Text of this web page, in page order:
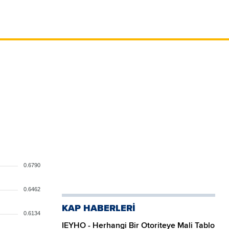
0.6790
0.6462
0.6134 KAP HABERLERİ
IEYHO - Herhangi Bir Otoriteye Mali Tablo